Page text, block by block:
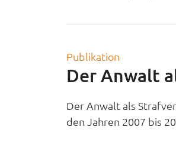
Publikation
Der Anwalt
Der Anwalt als
den Jahren 2007 bis